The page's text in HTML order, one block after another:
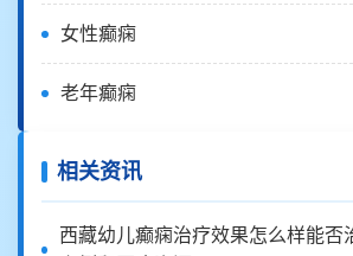
女性癫痫
老年癫痫
相关资讯
西藏幼儿癫痫治疗效果怎么样能否